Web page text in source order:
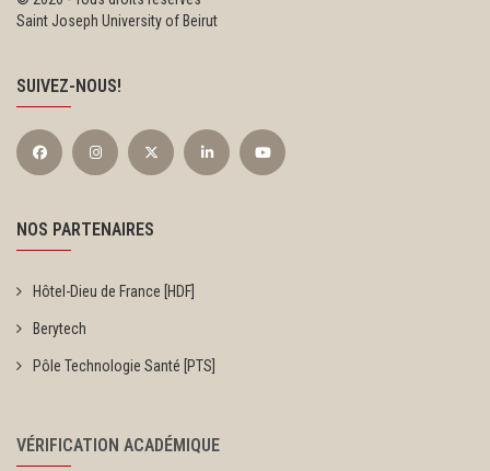
Saint Joseph University of Beirut
SUIVEZ-NOUS!
NOS PARTENAIRES
Hôtel-Dieu de France [HDF]
Berytech
Pôle Technologie Santé [PTS]
VÉRIFICATION ACADÉMIQUE